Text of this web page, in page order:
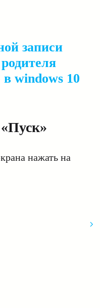
записи
windows 10
нажать на